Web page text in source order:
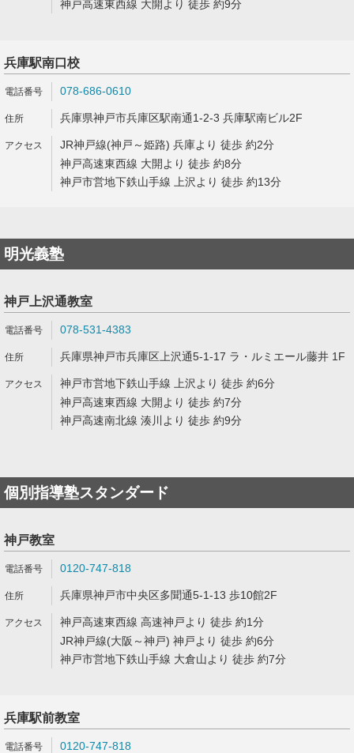
神戸高速東西線 大開より 徒歩 約9分
兵庫駅南口校
078-686-0610
兵庫県神戸市兵庫区駅南通1-2-3 兵庫駅南ビル2F
JR神戸線(神戸～姫路) 兵庫より 徒歩 約2分
神戸高速東西線 大開より 徒歩 約8分
神戸市営地下鉄山手線 上沢より 徒歩 約13分
明光義塾
神戸上沢通教室
078-531-4383
兵庫県神戸市兵庫区上沢通5-1-17 ラ・ルミエール藤井 1F
神戸市営地下鉄山手線 上沢より 徒歩 約6分
神戸高速東西線 大開より 徒歩 約7分
神戸高速南北線 湊川より 徒歩 約9分
個別指導塾スタンダード
神戸教室
0120-747-818
兵庫県神戸市中央区多聞通5-1-13 歩10館2F
神戸高速東西線 高速神戸より 徒歩 約1分
JR神戸線(大阪～神戸) 神戸より 徒歩 約6分
神戸市営地下鉄山手線 大倉山より 徒歩 約7分
兵庫駅前教室
0120-747-818